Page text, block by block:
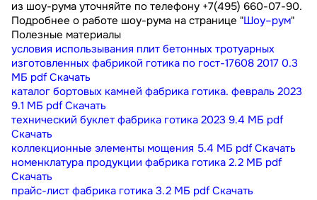
из шоу-рума уточняйте по телефону +7(495) 660-07-90.
Подробнее о работе шоу-рума на странице "Шоу–рум"
Полезные материалы
условия использывания плит бетонных тротуарных
изготовленных фабрикой готика по гост-17608 2017 0.3
МБ pdf Скачать
каталог бортовых камней фабрика готика. февраль 2023
9.1 МБ pdf Скачать
технический буклет фабрика готика 2023 9.4 МБ pdf
Скачать
коллекционные элементы мощения 5.4 МБ pdf Скачать
номенклатура продукции фабрика готика 2.2 МБ pdf
Скачать
прайс-лист фабрика готика 3.2 МБ pdf Скачать